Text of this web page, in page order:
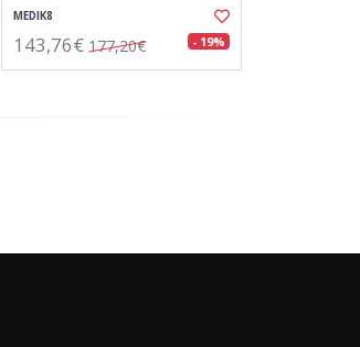
MEDIK8
143,76€ 177,20€ - 19%